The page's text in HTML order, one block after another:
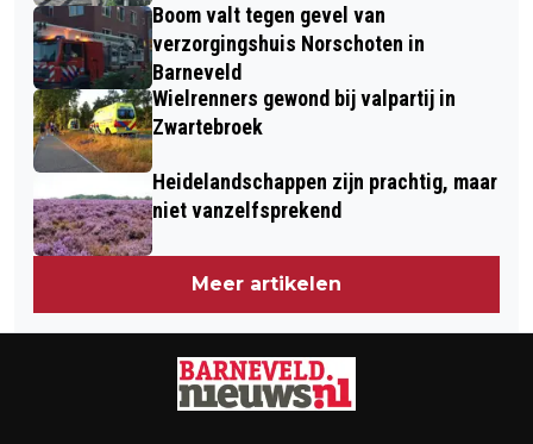
Boom valt tegen gevel van
verzorgingshuis Norschoten in
Barneveld
Wielrenners gewond bij valpartij in
Zwartebroek
Heidelandschappen zijn prachtig, maar
niet vanzelfsprekend
Meer artikelen